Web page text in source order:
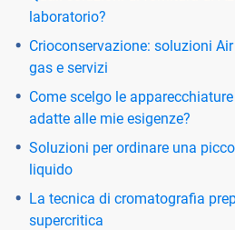
laboratorio?
Crioconservazione: soluzioni
gas e servizi
Come scelgo le
adatte alle mie esigenze?
Soluzioni per ordinare una
liquido
La tecnica di cromatografia
supercritica